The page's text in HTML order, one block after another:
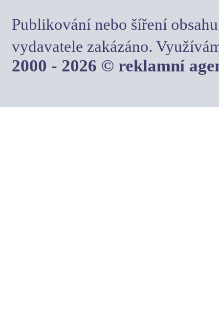
Publikování nebo šíření
vydavatele zakázáno.
2000 - 2026 © reklamní